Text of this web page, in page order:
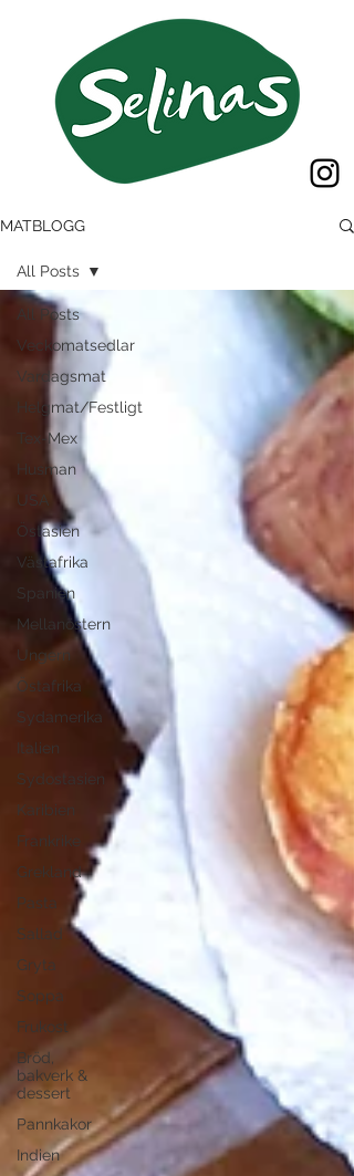
MATBLOGG
All Posts
Veckomatsedlar
Vardagsmat
Helgmat/Festligt
Tex-Mex
Husman
USA
Östasien
Västafrika
Spanien
Mellanöstern
Ungern
Östafrika
Sydamerika
Italien
Sydostasien
Karibien
Frankrike
Grekland
Pasta
Sallad
Gryta
Soppa
Frukost
Bröd,
bakverk &
dessert
Pannkakor
Indien
All Posts